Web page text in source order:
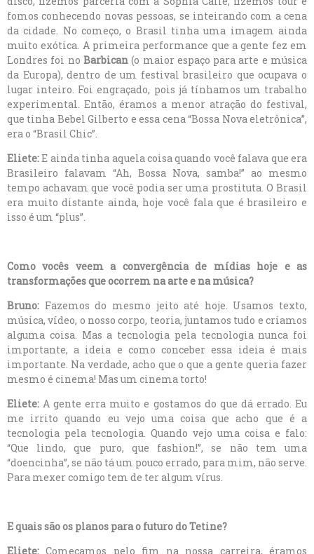
fomos conhecendo novas pessoas, se inteirando com a cena
da cidade. No começo, o Brasil tinha uma imagem ainda
muito exótica. A primeira performance que a gente fez em
Londres foi no Barbican(o maior espaço para arte e música
da Europa), dentro de um festival brasileiro que ocupava o
lugar inteiro. Foi engraçado, pois já tínhamos um trabalho
experimental. Então, éramos a menor atração do festival,
que tinha Bebel Gilberto e essa cena “Bossa Nova eletrônica”,
era o “Brasil Chic”.
Eliete:E ainda tinha aquela coisa quando você falava que era
Brasileiro falavam “Ah, Bossa Nova, samba!” ao mesmo
tempo achavam que você podia ser uma prostituta. O Brasil
era muito distante ainda, hoje você fala que é brasileiro e
isso é um “plus”.
Como vocês veem a convergência de mídias hoje e as
transformações que ocorrem na arte e na música?
Bruno: Fazemos do mesmo jeito até hoje. Usamos texto,
música, vídeo, o nosso corpo, teoria, juntamos tudo e criamos
alguma coisa. Mas a tecnologia pela tecnologia nunca foi
importante, a ideia e como conceber essa ideia é mais
importante. Na verdade, acho que o que a gente queria fazer
mesmo é cinema! Mas um cinema torto!
Eliete: A gente erra muito e gostamos do que dá errado. Eu
me irrito quando eu vejo uma coisa que acho que é a
tecnologia pela tecnologia. Quando vejo uma coisa e falo:
“Que lindo, que puro, que fashion!”, se não tem uma
“doencinha”, se não tá um pouco errado, para mim, não serve.
Para mexer comigo tem de ter algum vírus.
E quais são os planos para o futuro do Tetine?
Eliete:Começamos pelo fim na nossa carreira, éramos